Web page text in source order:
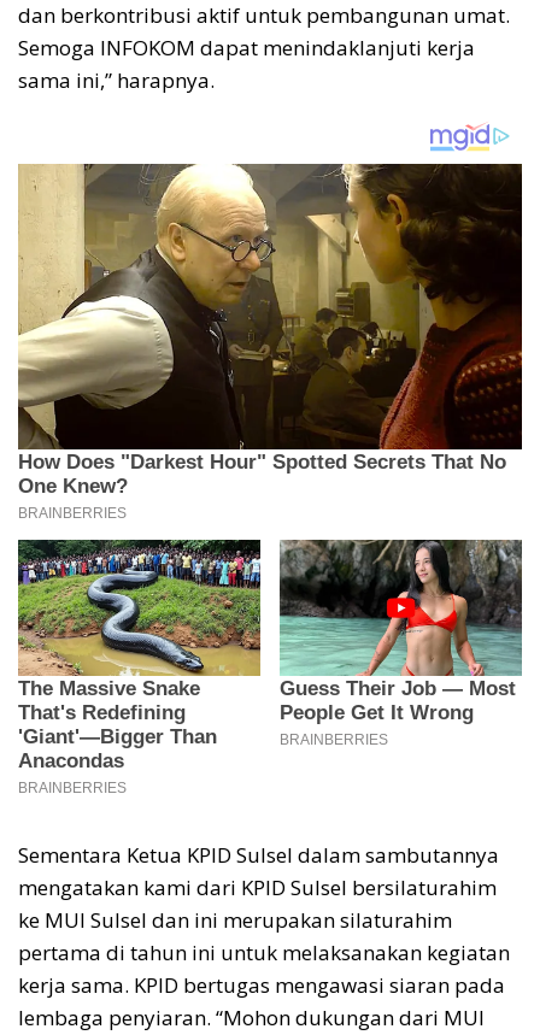
dan berkontribusi aktif untuk pembangunan umat.
Semoga INFOKOM dapat menindaklanjuti kerja
sama ini,” harapnya.
Sementara Ketua KPID Sulsel dalam sambutannya
mengatakan kami dari KPID Sulsel bersilaturahim
ke MUI Sulsel dan ini merupakan silaturahim
pertama di tahun ini untuk melaksanakan kegiatan
kerja sama. KPID bertugas mengawasi siaran pada
lembaga penyiaran. “Mohon dukungan dari MUI